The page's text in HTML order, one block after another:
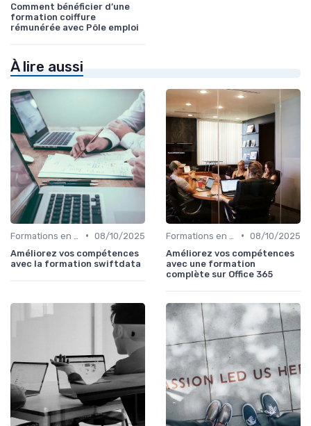
Comment bénéficier d’une
formation coiffure
rémunérée avec Pôle emploi
À lire aussi
• 08/10/2025
Améliorez vos compétences
avec la formation swiftdata
• 08/10/2025
Améliorez vos compétences
avec une formation
complète sur Office 365